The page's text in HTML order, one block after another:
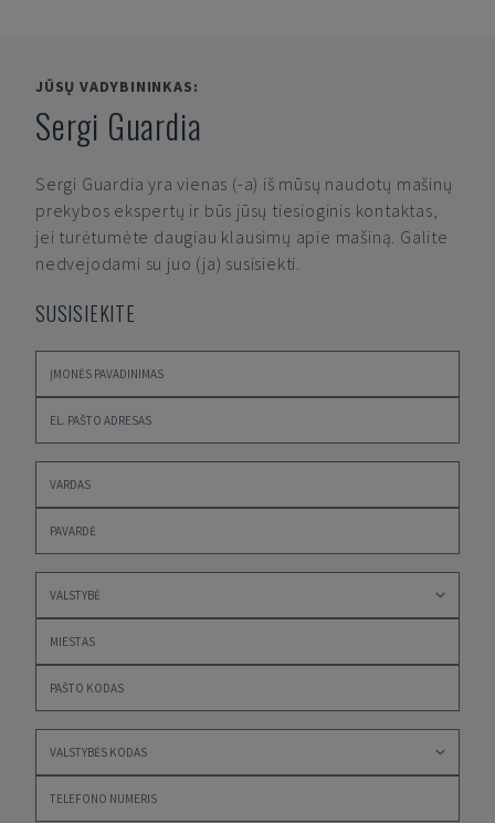
JŪSŲ VADYBININKAS:
Sergi Guardia
Sergi Guardia yra vienas (-a) iš mūsų naudotų mašinų
prekybos ekspertų ir būs jūsų tiesioginis kontaktas,
jei turėtumėte daugiau klausimų apie mašiną. Galite
nedvejodami su juo (ja) susisiekti.
SUSISIEKITE